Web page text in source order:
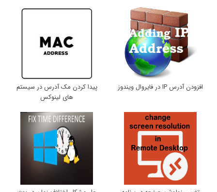
افزودن آدرس IP در فایروال ویندوز
پیدا کردن مک آدرس در سیستم
های لینوکس